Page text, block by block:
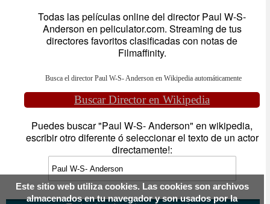
Todas las películas online del director Paul W-S-
Anderson en peliculator.com. Streaming de tus
directores favoritos clasificadas con notas de
Filmaffinity.
Busca el director Paul W-S- Anderson en Wikipedia automáticamente
Buscar Director en Wikipedia
Puedes buscar "Paul W-S- Anderson" en wikipedia,
escribir otro diferente ó seleccionar el texto de un actor
directamente!:
Este sitio web utiliza cookies. Las cookies son archivos
almacenados en tu navegador y son usados por la